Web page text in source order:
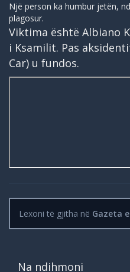
Një person ka humbur jetën,
plagosur.
Viktima është Albiano
i Ksamilit. Pas
Car) u fundos.
Lexoni të gjitha në Gazeta
Na ndihmoni